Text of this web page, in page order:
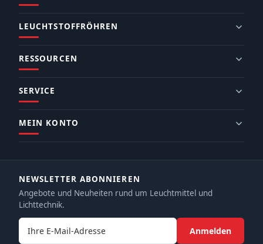
LEUCHTSTOFFRÖHREN
RESSOURCEN
SERVICE
MEIN KONTO
NEWSLETTER ABONNIEREN
Angebote und Neuheiten rund um Leuchtmittel und
Lichttechnik.
E-Mail-Adresse
Anmelden